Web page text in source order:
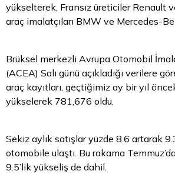
yükselterek, Fransız üreticiler Renault
araç imalatçıları BMW ve Mercedes-
Brüksel merkezli Avrupa Otomobil
(ACEA) Salı günü açıkladığı verilere
araç kayıtları, geçtiğimiz ay bir yıl
yükselerek 781,676 oldu.
Sekiz aylık satışlar yüzde 8.6 artarak
otomobile ulaştı. Bu rakama
9.5’lik yükseliş de dahil.